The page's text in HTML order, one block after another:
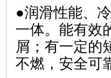
●润滑性能、
一体。能有效
屑；有一定的
不燃，安全可